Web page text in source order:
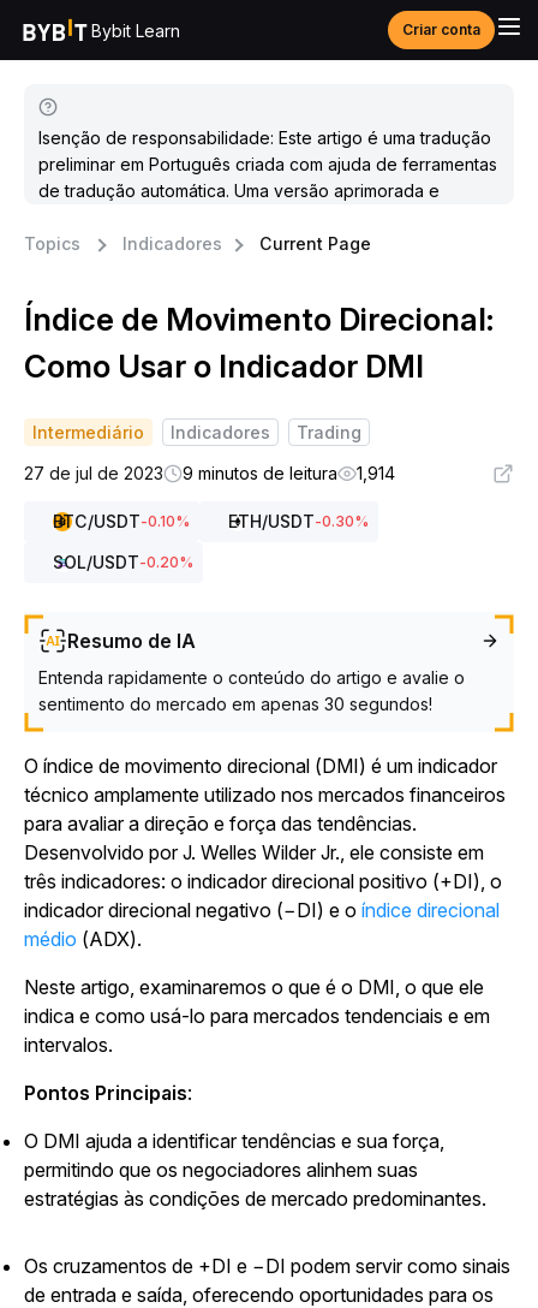
Bybit Learn Criar conta
Isenção de responsabilidade: Este artigo é uma tradução
preliminar em Português criada com ajuda de ferramentas
de tradução automática. Uma versão aprimorada e
Topics
Indicadores Current Page
Índice de Movimento Direcional:
Como Usar o Indicador DMI
Intermediário Indicadores
Trading
27 de jul de 2023
9 minutos de leitura 1,914
BTC/USDT-0.10% ETH/USDT-0.30%
SOL/USDT-0.20%
Resumo de IA
Entenda rapidamente o conteúdo do artigo e avalie o
sentimento do mercado em apenas 30 segundos!
O índice de movimento direcional (DMI) é um indicador
técnico amplamente utilizado nos mercados financeiros
para avaliar a direção e força das tendências.
Desenvolvido por J. Welles Wilder Jr., ele consiste em
três indicadores: o indicador direcional positivo (+DI), o
indicador direcional negativo (−DI) e o índice direcional
médio (ADX).
Neste artigo, examinaremos o que é o DMI, o que ele
indica e como usá-lo para mercados tendenciais e em
intervalos.
Pontos Principais:
O DMI ajuda a identificar tendências e sua força,
permitindo que os negociadores alinhem suas
estratégias às condições de mercado predominantes.
Os cruzamentos de +DI e −DI podem servir como sinais
de entrada e saída, oferecendo oportunidades para os